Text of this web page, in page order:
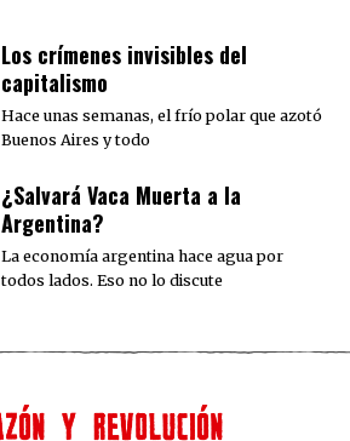
Los crímenes invisibles del
capitalismo
Hace unas semanas, el frío polar que azotó
Buenos Aires y todo
¿Salvará Vaca Muerta a la
Argentina?
La economía argentina hace agua por
todos lados. Eso no lo discute